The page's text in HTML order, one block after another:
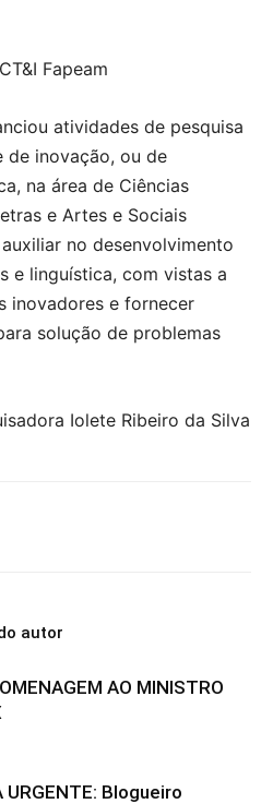
Fapeam
atividades de pesquisa
inovação, ou de
na área de Ciências
e Artes e Sociais
no desenvolvimento
e linguística, com vistas a
inovadores e fornecer
solução de problemas
Iolete Ribeiro da Silva
autor
AO MINISTRO
URGENTE: Blogueiro